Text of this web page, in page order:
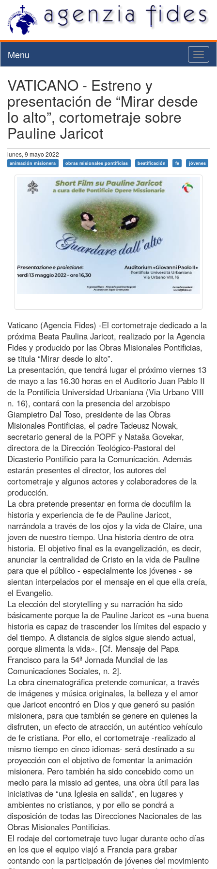
Menu
VATICANO - Estreno y
presentación de “Mirar desde
lo alto”, cortometraje sobre
Pauline Jaricot
lunes, 9 mayo 2022
animación misionera obras misionales pontificias beatificación fe jóvenes
Vaticano (Agencia Fides) -El cortometraje dedicado a la
próxima Beata Paulina Jaricot, realizado por la Agencia
Fides y producido por las Obras Misionales Pontificias,
se titula “Mirar desde lo alto”.
La presentación, que tendrá lugar el próximo viernes 13
de mayo a las 16.30 horas en el Auditorio Juan Pablo II
de la Pontificia Universidad Urbaniana (Via Urbano VIII
n. 16), contará con la presencia del arzobispo
Giampietro Dal Toso, presidente de las Obras
Misionales Pontificias, el padre Tadeusz Nowak,
secretario general de la POPF y Nataša Govekar,
directora de la Dirección Teológico-Pastoral del
Dicasterio Pontificio para la Comunicación. Además
estarán presentes el director, los autores del
cortometraje y algunos actores y colaboradores de la
producción.
La obra pretende presentar en forma de docufilm la
historia y experiencia de fe de Pauline Jaricot,
narrándola a través de los ojos y la vida de Claire, una
joven de nuestro tiempo. Una historia dentro de otra
historia. El objetivo final es la evangelización, es decir,
anunciar la centralidad de Cristo en la vida de Pauline
para que el público - especialmente los jóvenes - se
sientan interpelados por el mensaje en el que ella creía,
el Evangelio.
La elección del storytelling y su narración ha sido
básicamente porque la de Pauline Jaricot es «una buena
historia es capaz de trascender los límites del espacio y
del tiempo. A distancia de siglos sigue siendo actual,
porque alimenta la vida». [Cf. Mensaje del Papa
Francisco para la 54ª Jornada Mundial de las
Comunicaciones Sociales, n. 2].
La obra cinematográfica pretende comunicar, a través
de imágenes y música originales, la belleza y el amor
que Jaricot encontró en Dios y que generó su pasión
misionera, para que también se genere en quienes la
disfruten, un efecto de atracción, un auténtico vehículo
de fe cristiana. Por ello, el cortometraje -realizado al
mismo tiempo en cinco idiomas- será destinado a su
proyección con el objetivo de fomentar la animación
misionera. Pero también ha sido concebido como un
medio para la missio ad gentes, una obra útil para las
iniciativas de “una Iglesia en salida”, en lugares y
ambientes no cristianos, y por ello se pondrá a
disposición de todas las Direcciones Nacionales de las
Obras Misionales Pontificias.
El rodaje del cortometraje tuvo lugar durante ocho días
en los que el equipo viajó a Francia para grabar
contando con la participación de jóvenes del movimiento